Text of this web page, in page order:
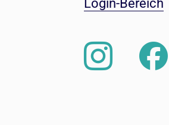
Login-Bereich